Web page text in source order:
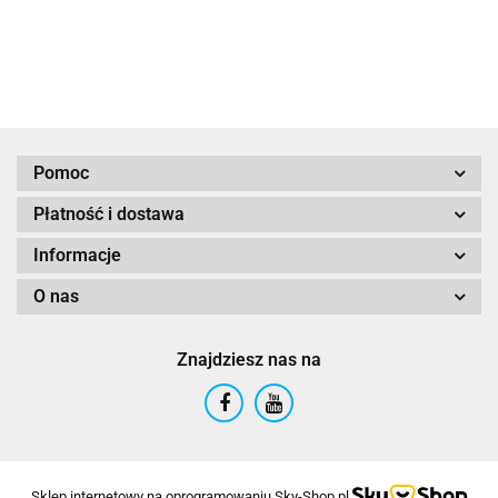
Pomoc
Płatność i dostawa
Informacje
O nas
Znajdziesz nas na